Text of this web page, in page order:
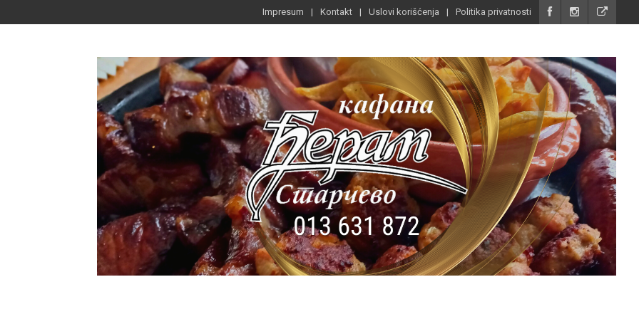
Impresum Kontakt Uslovi korišćenja Politika privatnosti